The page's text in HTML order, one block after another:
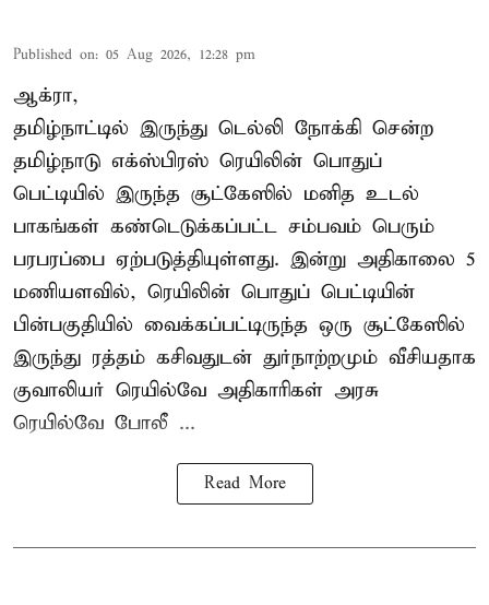
Published on: 05 Aug 2026, 12:28 pm
ஆக்ரா,
தமிழ்நாட்டில் இருந்து டெல்லி நோக்கி சென்ற
தமிழ்நாடு எக்ஸ்பிரஸ் ரெயிலின் பொதுப்
பெட்டியில் இருந்த சூட்கேஸில் மனித உடல்
பாகங்கள் கண்டெடுக்கப்பட்ட சம்பவம் பெரும்
பரபரப்பை ஏற்படுத்தியுள்ளது. இன்று அதிகாலை 5
மணியளவில், ரெயிலின் பொதுப் பெட்டியின்
பின்பகுதியில் வைக்கப்பட்டிருந்த ஒரு சூட்கேஸில்
இருந்து ரத்தம் கசிவதுடன் துர்நாற்றமும் வீசியதாக
குவாலியர் ரெயில்வே அதிகாரிகள் அரசு
ரெயில்வே போலீ ...
Read More